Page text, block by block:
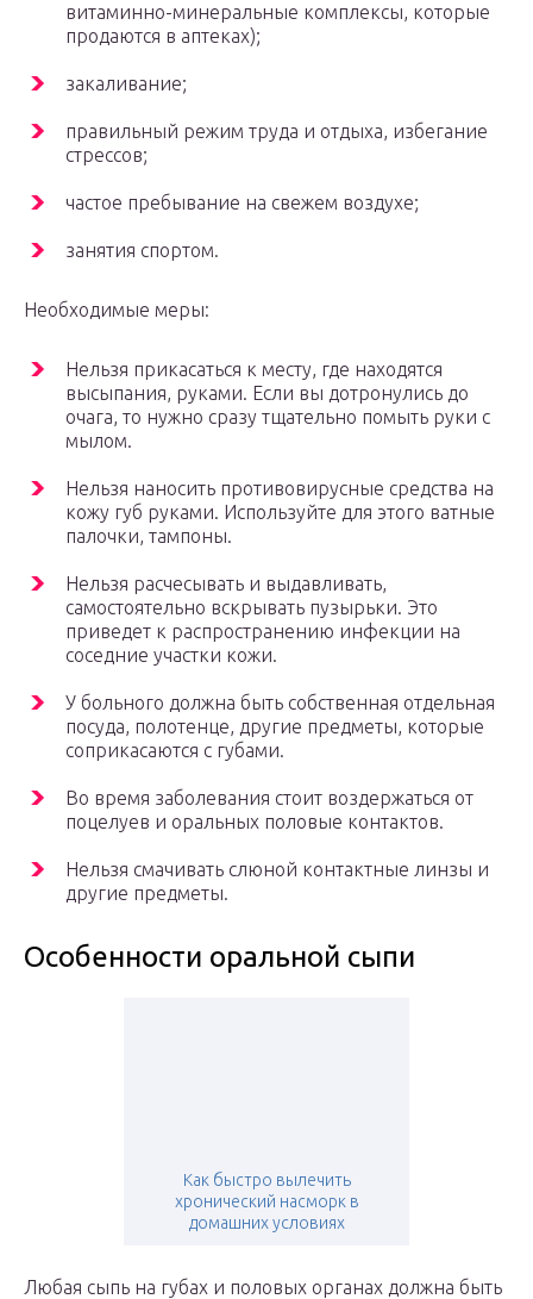
витаминно-минеральные комплексы, которые
продаются в аптеках);
закаливание;
правильный режим труда и отдыха, избегание
стрессов;
частое пребывание на свежем воздухе;
занятия спортом.
Необходимые меры:
Нельзя прикасаться к месту, где находятся
высыпания, руками. Если вы дотронулись до
очага, то нужно сразу тщательно помыть руки с
мылом.
Нельзя наносить противовирусные средства на
кожу губ руками. Используйте для этого ватные
палочки, тампоны.
Нельзя расчесывать и выдавливать,
самостоятельно вскрывать пузырьки. Это
приведет к распространению инфекции на
соседние участки кожи.
У больного должна быть собственная отдельная
посуда, полотенце, другие предметы, которые
соприкасаются с губами.
Во время заболевания стоит воздержаться от
поцелуев и оральных половые контактов.
Нельзя смачивать слюной контактные линзы и
другие предметы.
Особенности оральной сыпи
Как быстро вылечить
хронический насморк в
домашних условиях
Любая сыпь на губах и половых органах должна быть